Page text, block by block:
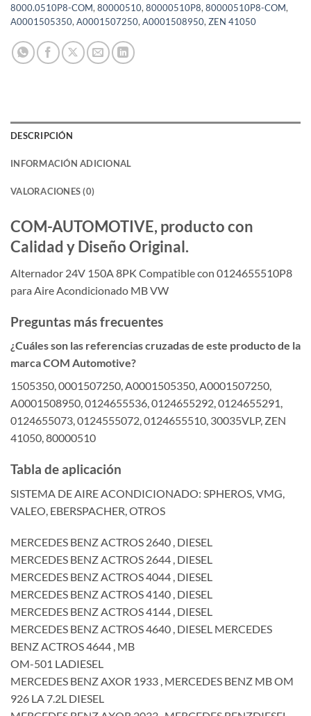
8000.0510P8-COM, 80000510, 80000510P8, 80000510P8-COM,
A0001505350, A0001507250, A0001508950, ZEN 41050
DESCRIPCIÓN
INFORMACIÓN ADICIONAL
VALORACIONES (0)
COM-AUTOMOTIVE, producto con
Calidad y Diseño Original.
Alternador 24V 150A 8PK Compatible con 0124655510P8
para Aire Acondicionado MB VW
Preguntas más frecuentes
¿Cuáles son las referencias cruzadas de este producto de la
marca COM Automotive?
1505350, 0001507250, A0001505350, A0001507250,
A0001508950, 0124655536, 0124655292, 0124655291,
0124655073, 0124555072, 0124655510, 30035VLP, ZEN
41050, 80000510
Tabla de aplicación
SISTEMA DE AIRE ACONDICIONADO: SPHEROS, VMG,
VALEO, EBERSPACHER, OTROS
MERCEDES BENZ ACTROS 2640 , DIESEL
MERCEDES BENZ ACTROS 2644 , DIESEL
MERCEDES BENZ ACTROS 4044 , DIESEL
MERCEDES BENZ ACTROS 4140 , DIESEL
MERCEDES BENZ ACTROS 4144 , DIESEL
MERCEDES BENZ ACTROS 4640 , DIESEL MERCEDES
BENZ ACTROS 4644 , MB
OM-501 LADIESEL
MERCEDES BENZ AXOR 1933 , MERCEDES BENZ MB OM
926 LA 7.2L DIESEL